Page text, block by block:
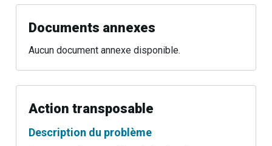
Documents annexes
Aucun document annexe disponible.
Action transposable
Description du problème